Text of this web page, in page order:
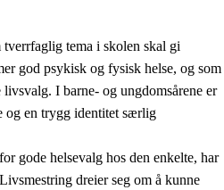
tema i skolen skal gi
god psykisk og fysisk helse, og som
I barne- og ungdomsårene er
og en trygg identitet særlig
gode helsevalg hos den enkelte, har
dreier seg om å kunne